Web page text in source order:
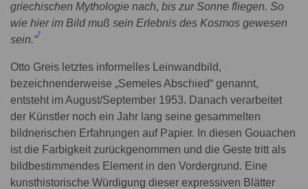
griechischen Mythologie nach, bis zur Sonne fliegen. So
wie hier im Bild muß sein Erlebnis des Kosmos gewesen
sein.“7
Otto Greis letztes informelles Leinwandbild,
bezeichnenderweise „Semeles Abschied“ genannt,
entsteht im August/September 1953. Danach verarbeitet
der Künstler noch ein Jahr lang seine gesammelten
bildnerischen Erfahrungen auf Papier. In diesen Gouachen
ist die Farbigkeit zurückgenommen und die Geste tritt als
bildbestimmendes Element in den Vordergrund. Eine
kunsthistorische Würdigung dieser expressiven Blätter